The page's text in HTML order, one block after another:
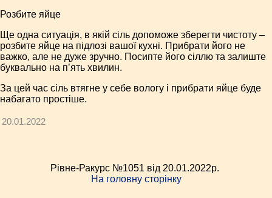
Розбите яйце
Ще одна ситуація, в якій сіль допоможе зберегти чистоту –
розбите яйце на підлозі вашої кухні. Прибрати його не
важко, але не дуже зручно. Посипте його сіллю та залиште
буквально на п’ять хвилин.
За цей час сіль втягне у себе вологу і прибрати яйце буде
набагато простіше.
20.01.2022
Рівне-Ракурс №1051 від 20.01.2022p.
На головну сторінку